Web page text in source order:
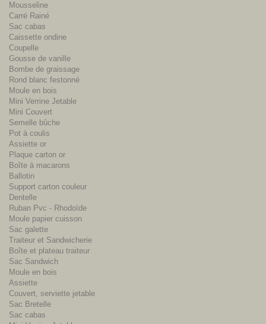
Mousseline
Carré Rainé
Sac cabas
Caissette ondine
Coupelle
Gousse de vanille
Bombe de graissage
Rond blanc festonné
Moule en bois
Mini Verrine Jetable
Mini Couvert
Semelle bûche
Pot à coulis
Assiette or
Plaque carton or
Boîte à macarons
Ballotin
Support carton couleur
Dentelle
Ruban Pvc - Rhodoïde
Moule papier cuisson
Sac galette
Traiteur et Sandwicherie
Boîte et plateau traiteur
Sac Sandwich
Moule en bois
Assiette
Couvert, serviette jetable
Sac Bretelle
Sac cabas